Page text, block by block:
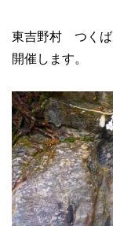
東吉野村 つく
開催します。